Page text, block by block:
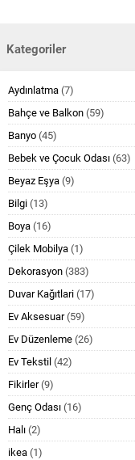
Kategoriler
Aydınlatma (7)
Bahçe ve Balkon (59)
Banyo (45)
Bebek ve Çocuk Odası (63)
Beyaz Eşya (9)
Bilgi (13)
Boya (16)
Çilek Mobilya (1)
Dekorasyon (383)
Duvar Kağıtlari (17)
Ev Aksesuar(59)
Ev Düzenleme (26)
Ev Tekstil (42)
Fikirler(9)
Genç Odası (16)
Halı (2)
ikea (1)